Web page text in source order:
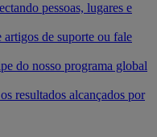
pessoas, lugares e
artigos de suporte ou fale
do nosso programa global
resultados alcançados por